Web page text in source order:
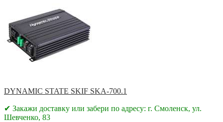
DYNAMIC STATE SKIF SKA-700.1
✔ Закажи доставку или забери по адресу: г. Смоленск, ул.
Шевченко, 83